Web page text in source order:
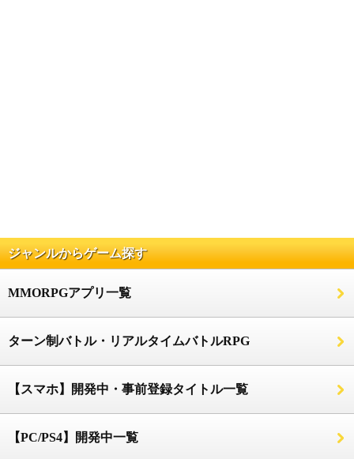
ジャンルからゲーム探す
MMORPGアプリ一覧
ターン制バトル・リアルタイムバトルRPG
【スマホ】開発中・事前登録タイトル一覧
【PC/PS4】開発中一覧